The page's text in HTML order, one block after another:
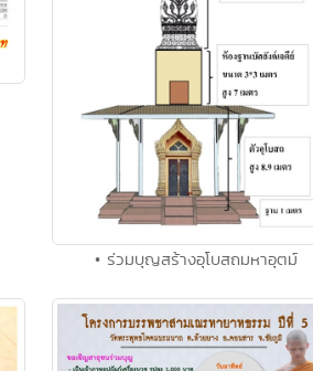
• ร่วมบุญสร้างอุโบสถมหาอุตม์